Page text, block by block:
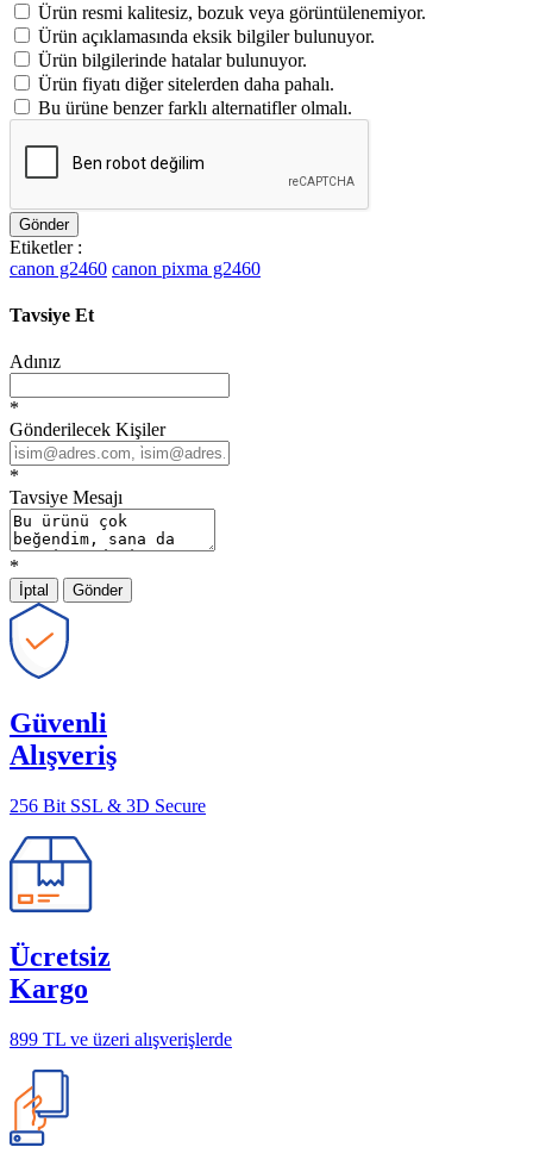
Ürün resmi kalitesiz, bozuk veya görüntülenemiyor.
Ürün açıklamasında eksik bilgiler bulunuyor.
Ürün bilgilerinde hatalar bulunuyor.
Ürün fiyatı diğer sitelerden daha pahalı.
Bu ürüne benzer farklı alternatifler olmalı.
Gönder
Etiketler :
canon g2460 canon pixma g2460
Tavsiye Et
Adınız
*
Gönderilecek Kişiler
*
Tavsiye Mesajı
*
İptal Gönder
Güvenli
Alışveriş
256 Bit SSL & 3D Secure
Ücretsiz
Kargo
899 TL ve üzeri alışverişlerde